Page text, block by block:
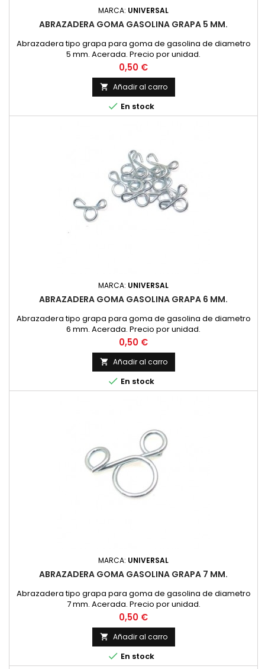
MARCA: UNIVERSAL
ABRAZADERA GOMA GASOLINA GRAPA 5 MM.
Abrazadera tipo grapa para goma de gasolina de diametro
5 mm. Acerada. Precio por unidad.
Precio
0,50 €
 Añadir al carro
 En stock
MARCA: UNIVERSAL
ABRAZADERA GOMA GASOLINA GRAPA 6 MM.
Abrazadera tipo grapa para goma de gasolina de diametro
6 mm. Acerada. Precio por unidad.
Precio
0,50 €
 Añadir al carro
 En stock
MARCA: UNIVERSAL
ABRAZADERA GOMA GASOLINA GRAPA 7 MM.
Abrazadera tipo grapa para goma de gasolina de diametro
7 mm. Acerada. Precio por unidad.
Precio
0,50 €
 Añadir al carro
 En stock